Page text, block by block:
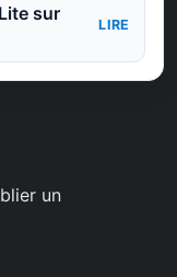
sur
LIRE
un